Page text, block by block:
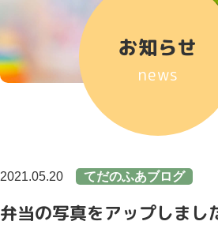
お知らせ
news
2021.05.20 てだのふあブログ
弁当の写真をアップしまし